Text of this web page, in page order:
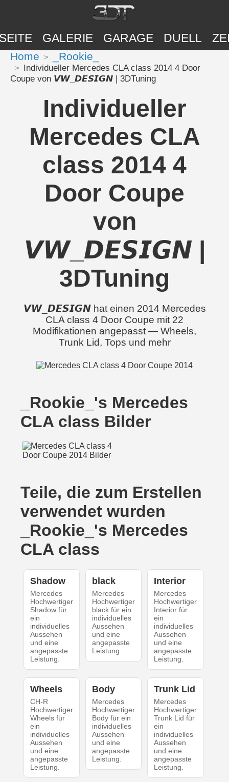
GALERIE GARAGE DUELL
Home _Rookie_
Individueller Mercedes CLA class 2014 4 Door
Coupe von 𝙑𝙒_𝘿𝙀𝙎𝙄𝙂𝙉 | 3DTuning
Individueller
Mercedes CLA
class 2014 4
Door Coupe
von
𝙑𝙒_𝘿𝙀𝙎𝙄𝙂𝙉 |
3DTuning
𝙑𝙒_𝘿𝙀𝙎𝙄𝙂𝙉 hat einen 2014 Mercedes
CLA class 4 Door Coupe mit 22
Modifikationen angepasst — Wheels,
Trunk Lid, Tops und mehr
_Rookie_'s Mercedes
CLA class Bilder
Teile, die zum Erstellen
verwendet wurden
_Rookie_'s Mercedes
CLA class
Shadow
Mercedes
Hochwertiger
Shadow für
ein
individuelles
Aussehen
und eine
angepasste
Leistung.
black
Mercedes
Hochwertiger
black für ein
individuelles
Aussehen
und eine
angepasste
Leistung.
Interior
Mercedes
Hochwertiger
Interior für
ein
individuelles
Aussehen
und eine
angepasste
Leistung.
Wheels
CH-R
Hochwertiger
Wheels für
ein
individuelles
Aussehen
und eine
angepasste
Leistung.
Body
Mercedes
Hochwertiger
Body für ein
individuelles
Aussehen
und eine
angepasste
Leistung.
Trunk Lid
Mercedes
Hochwertiger
Trunk Lid für
ein
individuelles
Aussehen
und eine
angepasste
Leistung.